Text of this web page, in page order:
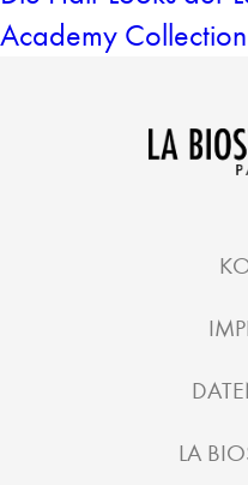
Academy
LA